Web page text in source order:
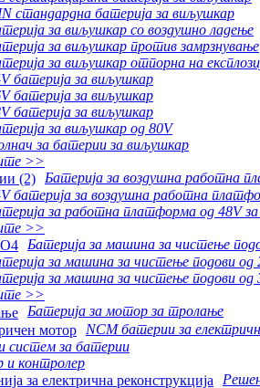
стандардна батерија за виљушкар
за виљушкар со воздушно ладење
за виљушкар против замрзнување
за виљушкар отпорна на
батерија за виљушкар
батерија за виљушкар
батерија за виљушкар
за виљушкар од 80V
за батерии за виљушкар
>>
Батерија за воздушна работна
батерија за воздушна работна
за работна платформа од 48V
>>
Батерија за машина за чистење
за машина за чистење подови од
за машина за чистење подови од
>>
Батерија за мотор за тролање
NCM батерии за
систем за батерии
контролер